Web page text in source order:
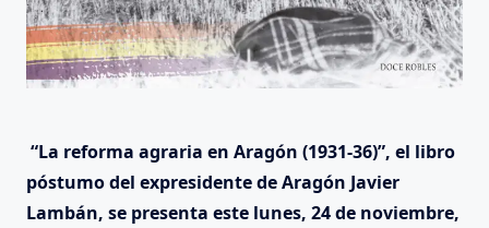
“La reforma agraria en Aragón (1931-36)”, el libro
póstumo del expresidente de Aragón Javier
Lambán, se presenta este lunes, 24 de noviembre,